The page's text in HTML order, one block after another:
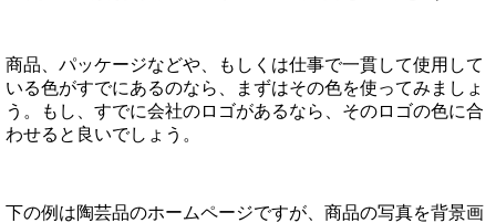
商品、パッケージなどや、もしくは仕事で一貫して使用して
いる色がすでにあるのなら、まずはその色を使ってみましょ
う。もし、すでに会社のロゴがあるなら、そのロゴの色に合
わせると良いでしょう。
下の例は陶芸品のホームページですが、商品の写真を背景画